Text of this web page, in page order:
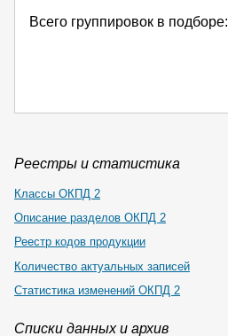
Всего группировок в подборе:
Реестры и статистика
Классы ОКПД 2
Описание разделов ОКПД 2
Реестр кодов продукции
Количество актуальных записей
Статистика изменений ОКПД 2
Списки данных и архив